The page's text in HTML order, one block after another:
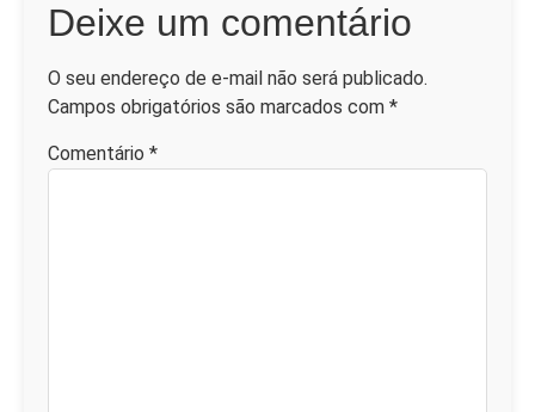
Deixe um comentário
O seu endereço de e-mail não será publicado.
Campos obrigatórios são marcados com *
Comentário *